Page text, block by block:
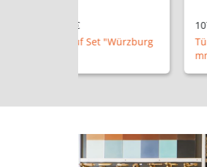
Türknauf Set "Elze", Ø72
mm, Messing patiniert